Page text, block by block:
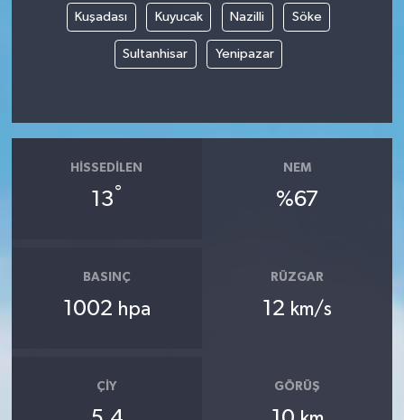
Kuşadası Kuyucak Nazilli Söke
Sultanhisar Yenipazar
HISSEDILEN
13°
NEM
%67
BASINÇ
1002 hpa
RÜZGAR
12 km/s
ÇIY GÖRÜŞ